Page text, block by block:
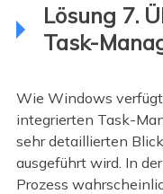
Lösung 7.
Task-
Wie Windows verfügt
integrierten Task-
sehr detaillierten
ausgeführt wird. In
Prozess